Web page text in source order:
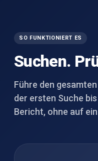
SO FUNKTIONIERT ES
Suchen.
Führe den
der ersten Suche
Bericht, ohne auf